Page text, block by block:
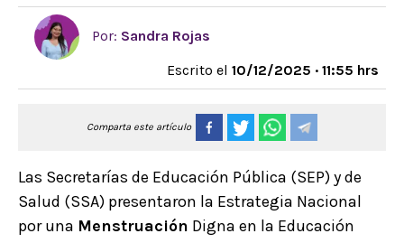
Por: Sandra Rojas
Escrito el 10/12/2025 · 11:55 hrs
Comparta este artículo
Las Secretarías de Educación Pública (SEP) y de
Salud (SSA) presentaron la Estrategia Nacional
por una Menstruación Digna en la Educación